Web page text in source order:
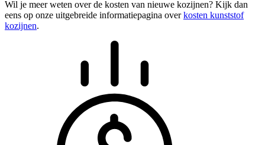
Wil je meer weten over de kosten van nieuwe kozijnen? Kijk dan
eens op onze uitgebreide informatiepagina overkosten kunststof
kozijnen.